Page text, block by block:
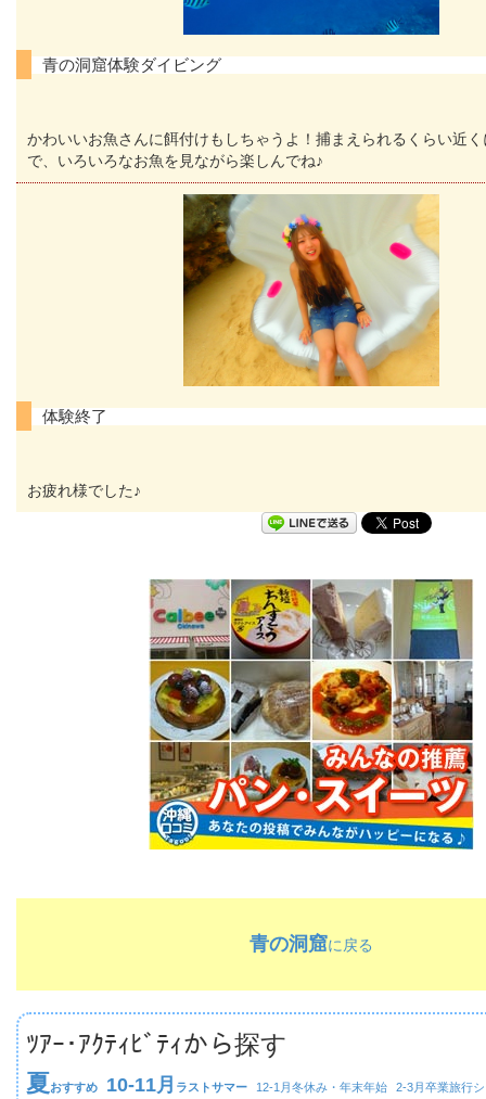
青の洞窟体験ダイビング
かわいいお魚さんに餌付けもしちゃうよ！捕まえられるくらい近
で、いろいろなお魚を見ながら楽しんでね♪
体験終了
お疲れ様でした♪
青の洞窟に戻る
ﾂｱｰ･ｱｸﾃｨﾋﾞﾃｨから探す
夏おすすめ 10-11月 ラストサマー 12-1月 冬休み・年末年始 2-3月 卒業旅行